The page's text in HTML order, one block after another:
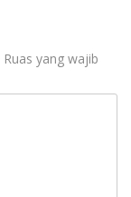
Ruas yang wajib